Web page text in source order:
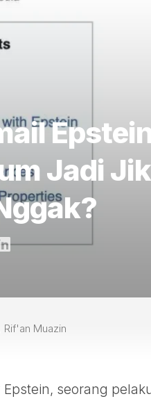
Jadi
Rif'an Muazin
seorang